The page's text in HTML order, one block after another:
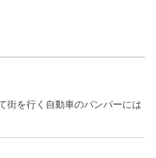
街を行く自動車のバンパーには